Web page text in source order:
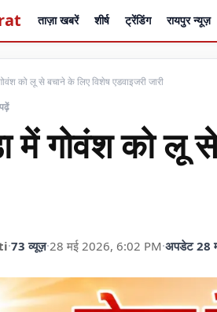
ताज़ा खबरें शीर्ष ट्रेंडिंग रायपुर न्यूज़
को लू से बचाने के लिए विशेष एडवाइजरी जारी
में गोवंश को लू
·73 व्यूज़·28 मई 2026, 6:02 PM·अपडेट 28